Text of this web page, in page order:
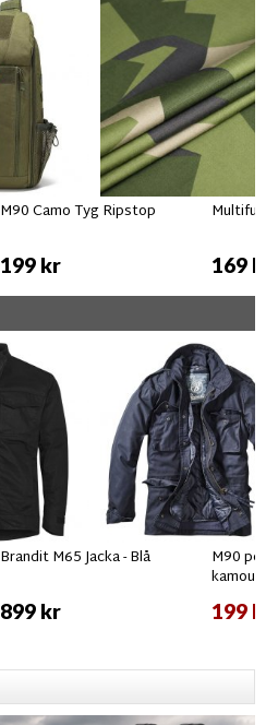
M90 Camo Tyg Ripstop
199 kr 169
Brandit M65 Jacka - Blå
899 kr
M90
199